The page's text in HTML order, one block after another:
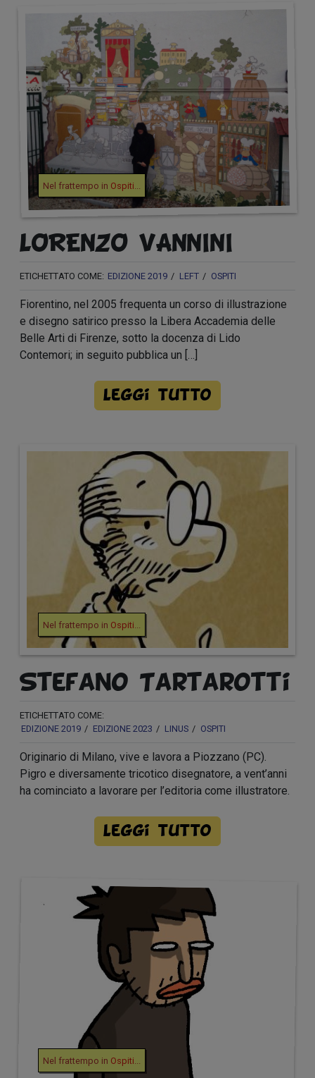
Nel frattempo in Ospiti
LORENZO VANNINI
ETICHETTATO COME: EDIZIONE 2019 LEFT OSPITI
Fiorentino, nel 2005 frequenta un corso di illustrazione
e disegno satirico presso la Libera Accademia delle
Belle Arti di Firenze, sotto la docenza di Lido
Contemori; in seguito pubblica un […]
Leggi tutto
Nel frattempo in Ospiti
Stefano Tartarotti
ETICHETTATO COME:
EDIZIONE 2019
EDIZIONE 2023 LINUS OSPITI
Originario di Milano, vive e lavora a Piozzano (PC).
Pigro e diversamente tricotico disegnatore, a vent’anni
ha cominciato a lavorare per l’editoria come illustratore.
Leggi tutto
Nel frattempo in Ospiti